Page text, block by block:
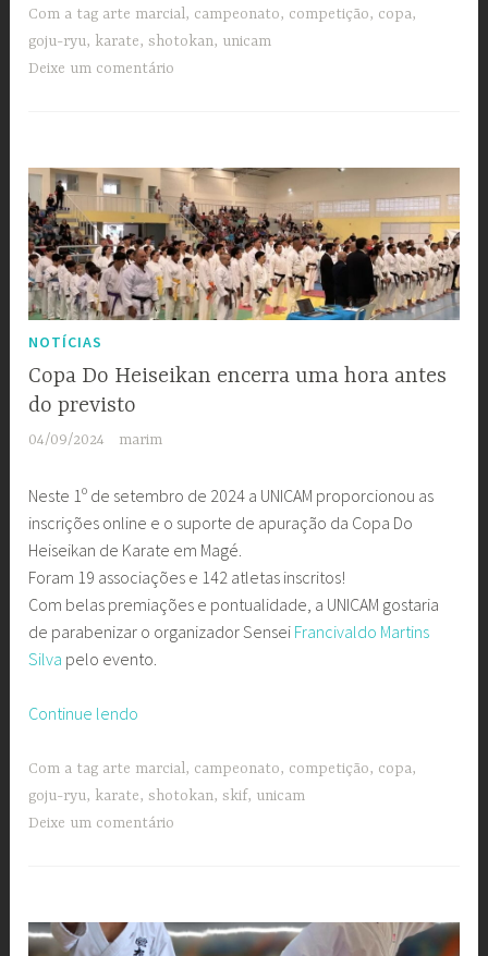
UNICAM
2024”
Com a tag arte marcial, campeonato, competição, copa,
goju-ryu, karate,shotokan, unicam
Deixe um comentário
NOTÍCIAS
Copa Do Heiseikan encerra uma hora antes
do previsto
04/09/2024 marim
Neste 1º de setembro de 2024 a UNICAM proporcionou as
inscrições online e o suporte de apuração da Copa Do
Heiseikan de Karate em Magé.
Foram 19 associações e 142 atletas inscritos!
Com belas premiações e pontualidade, a UNICAM gostaria
de parabenizar o organizador Sensei Francivaldo Martins
Silva pelo evento.
Continue lendo
Heiseikan
encerra
uma
previsto”
Com a tag arte marcial, campeonato, competição, copa,
goju-ryu, karate,shotokan,skif, unicam
Deixe um comentário